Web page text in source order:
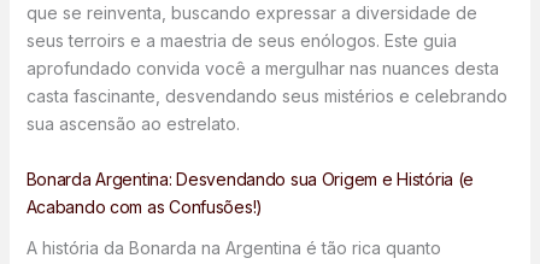
que se reinventa, buscando expressar a diversidade de
seus terroirs e a maestria de seus enólogos. Este guia
aprofundado convida você a mergulhar nas nuances desta
casta fascinante, desvendando seus mistérios e celebrando
sua ascensão ao estrelato.
Bonarda Argentina: Desvendando sua Origem e História (e
Acabando com as Confusões!)
A história da Bonarda na Argentina é tão rica quanto